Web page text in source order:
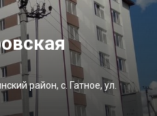
район, с. Гатное, ул.